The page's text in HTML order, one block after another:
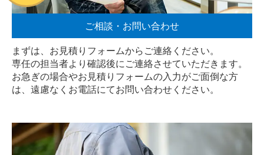
ご相談・お問い合わせ
まずは、お見積りフォームからご連絡ください。
専任の担当者より確認後にご連絡させていただきます。
お急ぎの場合やお見積りフォームの入力がご面倒な方
は、遠慮なく お電話にてお問い合わせください。